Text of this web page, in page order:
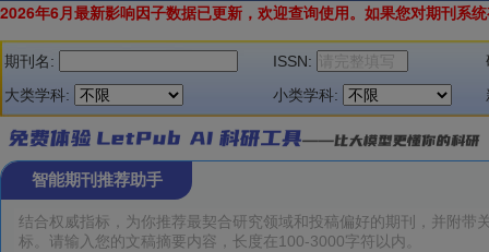
2026年6月最新影响因子数据已更新，欢迎查询使用。 如果您对期刊系
期刊名: ISSN:
大类学科:
小类学科:
智能期刊推荐助手